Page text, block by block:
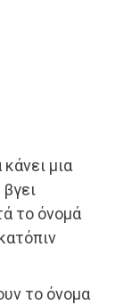
μια
το όνομά
το όνομα